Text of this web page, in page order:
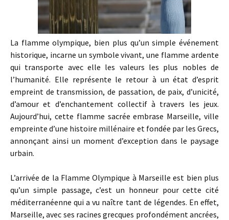
La flamme olympique, bien plus qu’un simple événement
historique, incarne un symbole vivant, une flamme ardente
qui transporte avec elle les valeurs les plus nobles de
l’humanité. Elle représente le retour à un état d’esprit
empreint de transmission, de passation, de paix, d’unicité,
d’amour et d’enchantement collectif à travers les jeux.
Aujourd’hui, cette flamme sacrée embrase Marseille, ville
empreinte d’une histoire millénaire et fondée par les Grecs,
annonçant ainsi un moment d’exception dans le paysage
urbain.
L’arrivée de la Flamme Olympique à Marseille est bien plus
qu’un simple passage, c’est un honneur pour cette cité
méditerranéenne qui a vu naître tant de légendes. En effet,
Marseille, avec ses racines grecques profondément ancrées,